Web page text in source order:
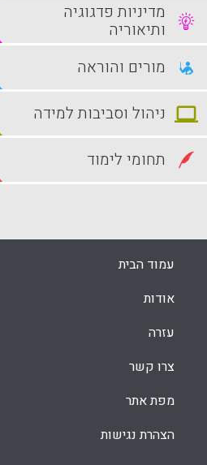
מדיניות פדגוגיה
ותיאוריה
מורים והוראה
ניהול וסביבות למידה
תחומי לימוד
עמוד הבית
אודות
עזרה
צרו קשר
מפת אתר
הצהרת נגישות